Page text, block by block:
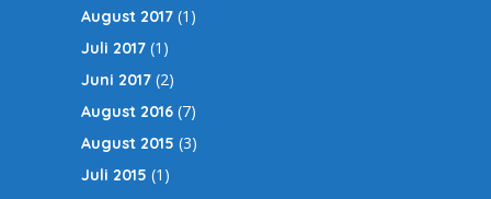
August 2017 (1)
Juli 2017 (1)
Juni 2017 (2)
August 2016 (7)
August 2015 (3)
Juli 2015 (1)